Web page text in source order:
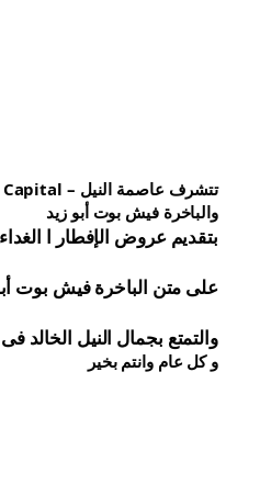
تتشرف عاصمة النيل – Nile Capital
والباخرة فيش بوت أبو زيد
بتقديم عروض الإفطار ا
على متن الباخرة فيش بوت
والتمتع بجمال النيل الخالد
و كل عام وانتم بخير